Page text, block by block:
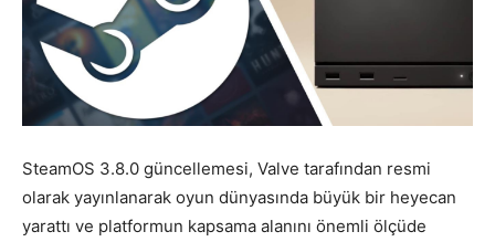
SteamOS 3.8.0 güncellemesi, Valve tarafından resmi
olarak yayınlanarak oyun dünyasında büyük bir heyecan
yarattı ve platformun kapsama alanını önemli ölçüde